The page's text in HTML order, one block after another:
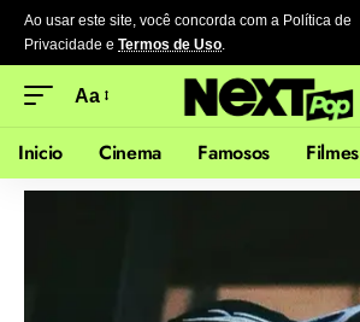
Ao usar este site, você concorda com a Política de
Privacidade e Termos de Uso.
Aa
Inicio Cinema Famosos Filmes